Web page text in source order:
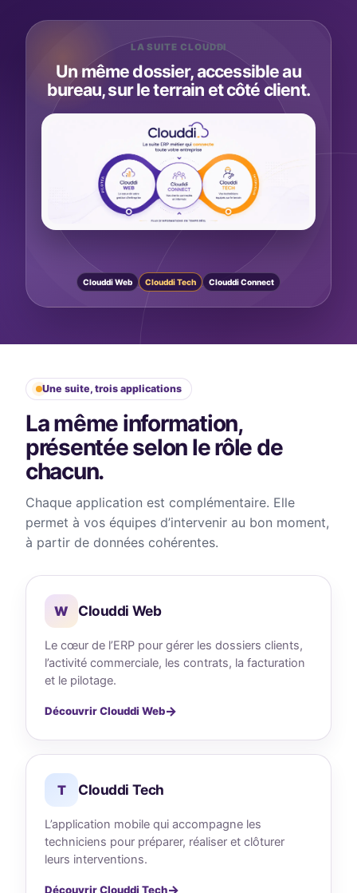
LA SUITE CLOUDDI
Un même dossier, accessible au
bureau, sur le terrain et côté client.
Clouddi Web Clouddi Tech Clouddi Connect
Une suite, trois applications
La même information,
présentée selon le rôle de
chacun.
Chaque application est complémentaire. Elle
permet à vos équipes d’intervenir au bon moment,
à partir de données cohérentes.
W Clouddi Web
Le cœur de l’ERP pour gérer les dossiers clients,
l’activité commerciale, les contrats, la facturation
et le pilotage.
Découvrir Clouddi Web
T Clouddi Tech
L’application mobile qui accompagne les
techniciens pour préparer, réaliser et clôturer
leurs interventions.
Découvrir Clouddi Tech